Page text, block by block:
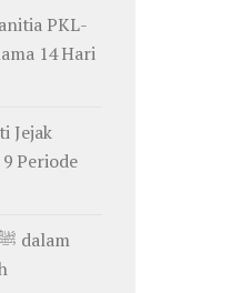
PKL-
14 Hari
Jejak
Periode